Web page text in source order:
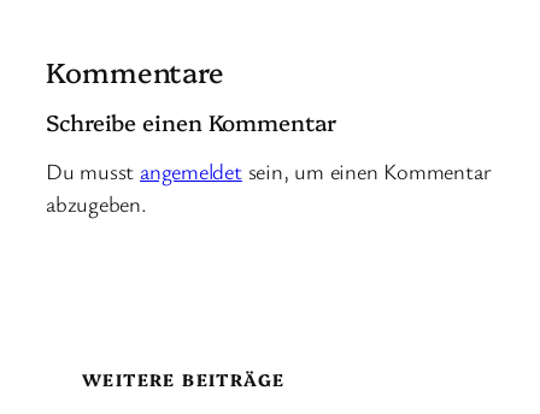
Kommentare
Schreibe einen Kommentar
Du musst angemeldetsein, um einen Kommentar
abzugeben.
WEITERE BEITRÄGE